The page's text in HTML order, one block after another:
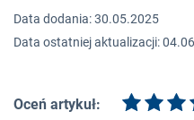
Data dodania: 30.05.2025
Data ostatniej aktualizacji:
Oceń artykuł: